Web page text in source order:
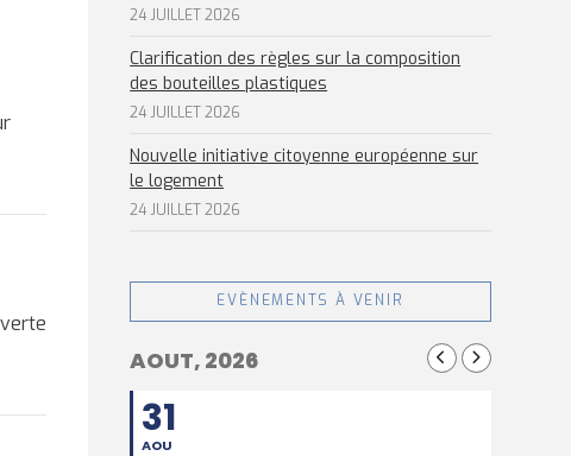
24 JUILLET 2026
Clarification des règles sur la composition
des bouteilles plastiques
24 JUILLET 2026
Nouvelle initiative citoyenne européenne sur
le logement
24 JUILLET 2026
EVÈNEMENTS À VENIR
AOUT, 2026
31
AOU